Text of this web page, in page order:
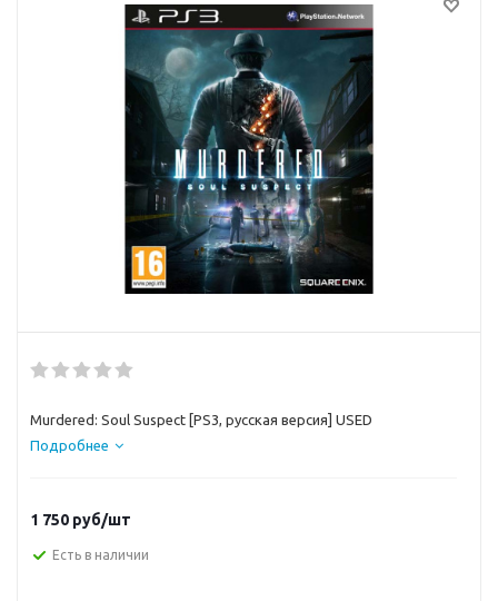
Murdered: Soul Suspect [PS3, русская версия] USED
Подробнее
1 750 руб/шт
Есть в наличии